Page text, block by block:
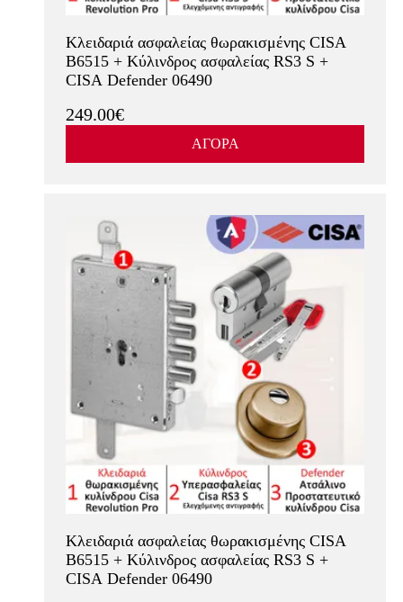
Κλειδαριά ασφαλείας θωρακισμένης CISA
B6515 + Κύλινδρος ασφαλείας RS3 S +
CISA Defender 06490
249.00€
ΑΓΟΡΑ
Κλειδαριά ασφαλείας θωρακισμένης CISA
B6515 + Κύλινδρος ασφαλείας RS3 S +
CISA Defender 06490